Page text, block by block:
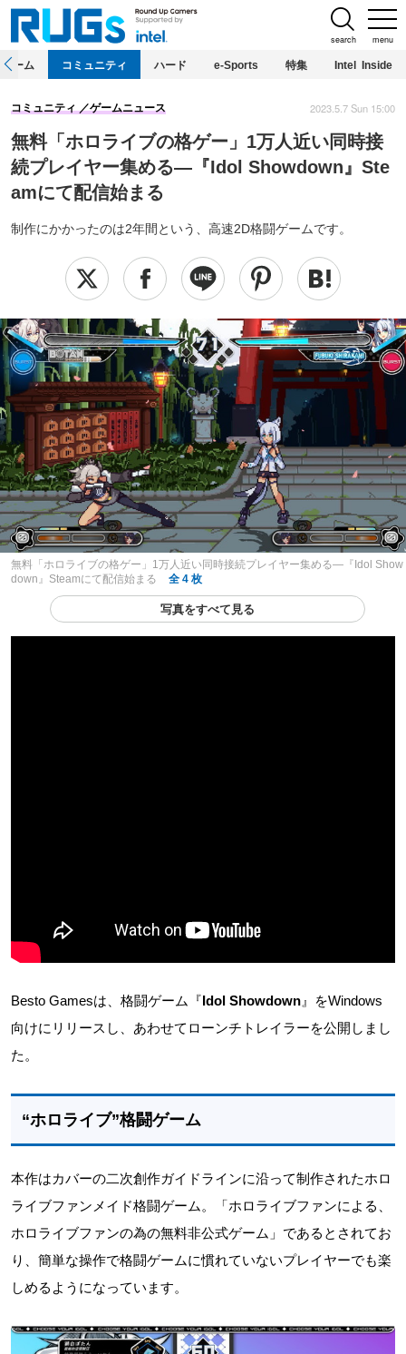
menu
search
ホーム コミュニティ ハード e-Sports 特集 Intel Inside
無料「ホロライブの格ゲー」1万人近い同時接
続プレイヤー集める―『Idol Showdown』Ste
amにて配信始まる
制作にかかったのは2年間という、高速2D格闘ゲームです。
コミュニティ ゲームニュース 2023.5.7 Sun 15:00
無料「ホロライブの格ゲー」1万人近い同時接続プレイヤー集める―『Idol Show
down』Steamにて配信始まる
全 4 枚
写真をすべて見る
Besto Gamesは、格闘ゲーム『Idol Showdown 』をWindows
向けにリリースし、あわせてローンチトレイラーを公開しまし
た。
“ホロライブ”格闘ゲーム
本作はカバーの二次創作ガイドラインに沿って制作されたホロ
ライブファンメイド格闘ゲーム。「ホロライブファンによる、
ホロライブファンの為の無料非公式ゲーム」であるとされてお
り、簡単な操作で格闘ゲームに慣れていないプレイヤーでも楽
しめるようになっています。